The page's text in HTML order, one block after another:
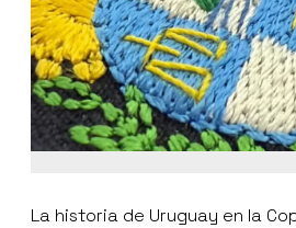
La historia de Uruguay en la